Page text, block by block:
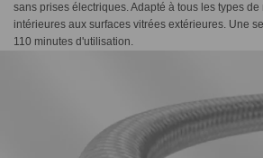
sans prises électriques. Adapté à tous les types
intérieures aux surfaces vitrées extérieures. Une
110 minutes d'utilisation.